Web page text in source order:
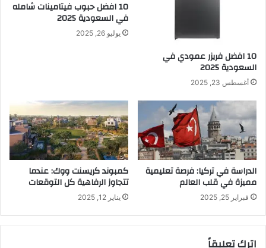
10 افضل فريزر عمودي​ في
السعودية​ 2025
أغسطس 23, 2025
10 افضل حبوب فيتامينات شامله​
في السعودية 2025
يوليو 26, 2025
الدراسة في تركيا: فرصة تعليمية
مميزة في قلب العالم
فبراير 25, 2025
كمبوند كريسنت ووك: عندما
تتجاوز الرفاهية كل التوقعات
يناير 12, 2025
اترك تعليقاً